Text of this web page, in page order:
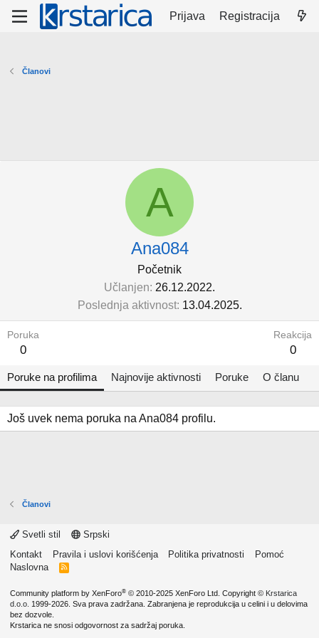
Prijava Registracija
Članovi
A
Ana084
Početnik
Učlanjen 26.12.2022.
Poslednja aktivnost 13.04.2025.
Poruka
0
Reakcija
0
Poruke na profilima Najnovije aktivnosti Poruke O članu
Još uvek nema poruka na Ana084 profilu.
Članovi
Svetli stil
Srpski
Kontakt
Pravila i uslovi korišćenja Politika privatnosti
Pomoć
Naslovna
R
Community platform by XenForo® © 2010-2025 XenForo Ltd. Copyright © Krstarica
d.o.o. 1999-2026. Sva prava zadržana. Zabranjena je reprodukcija u celini i u delovima
bez dozvole.
Krstarica ne snosi odgovornost za sadržaj poruka.